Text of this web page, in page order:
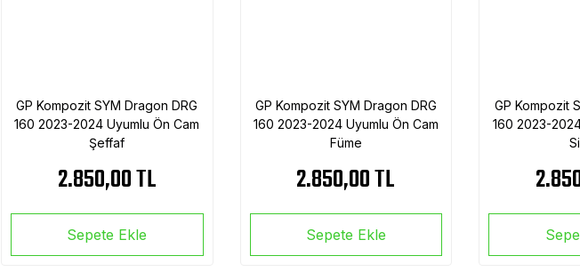
GP Kompozit SYM Dragon DRG
160 2023-2024 Uyumlu Ön Cam
Şeffaf
2.850,00 TL
Sepete Ekle
GP Kompozit SYM Dragon DRG
160 2023-2024 Uyumlu Ön Cam
Füme
2.850,00 TL
Sepete Ekle
GP Kompozit
160 2023-